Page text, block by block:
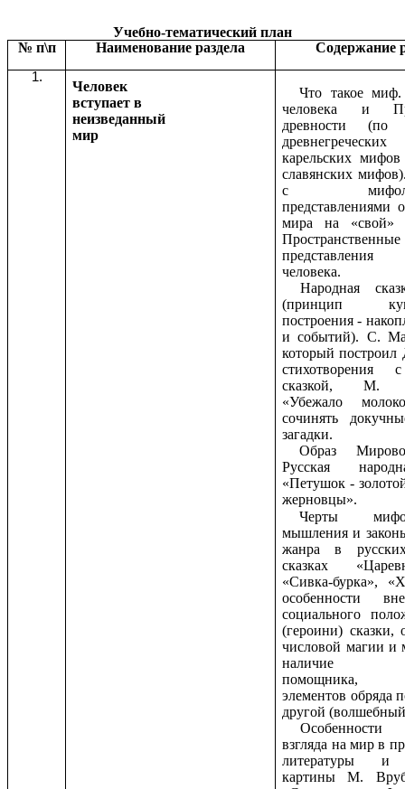
Учебно-тематический план
№ п\п
Наименование раздела Содержание
Человек
вступает в
неизведанный
мир
Что такое
человека и
древности (по
карельских мифов
славянских
с
представлениями
мира на «свой»
Пространственные
человека.
Народная
(принцип
построения -
и событий). С.
который построил
стихотворения
сказкой, М.
«Убежало
сочинять
загадки.
Образ
Русская
«Петушок -
жерновцы».
Черты
мышления и
жанра в
сказках
«Сивка-бурка»,
особенности
социального
(героини) сказки,
числовой магии и
наличие
помощника,
элементов обряда
другой
Особенности
взгляда на мир в
литературы и
картины М.